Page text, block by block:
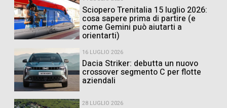
Sciopero Trenitalia 15 luglio 2026:
cosa sapere prima di partire (e
come Gemini può aiutarti a
orientarti)
16 LUGLIO 2026
Dacia Striker: debutta un nuovo
crossover segmento C per flotte
aziendali
28 LUGLIO 2026